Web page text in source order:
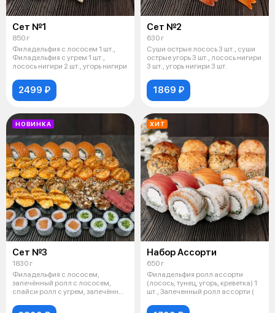
Сет №1
850 г
Филадельфия с лососем 1 шт.,
Филадельфия с угрем 1 шт.,
лосось нигири 2 шт., угорь нигири
2499 ₽
Сет №2
630 г
Суши острые лосось 3 шт., суши
острые угорь 3 шт., лосось нигири
3 шт., угорь нигири 3 шт.
1869 ₽
НОВИНКА
Сет №3
1830 г
Филадельфия с лососем,
запечённый ролл с лососем,
спайси ролл с угрем, запечённый
ХИТ
Набор Ассорти
650 г
Филадельфия ролл ассорти
(лосось, тунец, угорь, креветка) 1
шт., Запеченный ролл ассорти (